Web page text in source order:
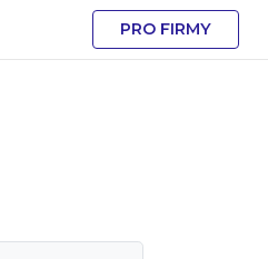
PRO FIRMY